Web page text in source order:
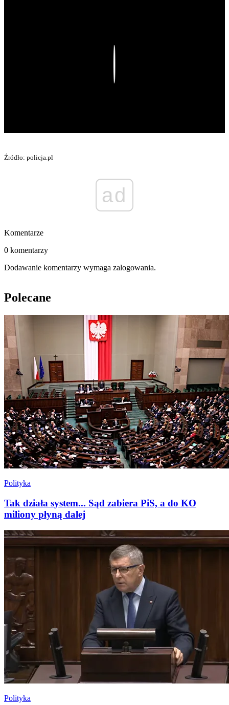
Źródło: policja.pl
ad
Komentarze
0 komentarzy
Dodawanie komentarzy wymaga zalogowania.
Polecane
Polityka
Tak działa system... Sąd zabiera PiS, a do KO
miliony płyną dalej
Polityka